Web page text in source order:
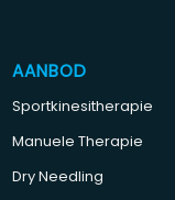
AANBOD
Sportkinesitherapie
Manuele Therapie
Dry Needling